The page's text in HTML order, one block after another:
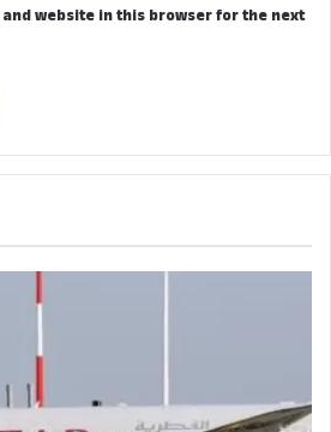
and website in this browser for the next